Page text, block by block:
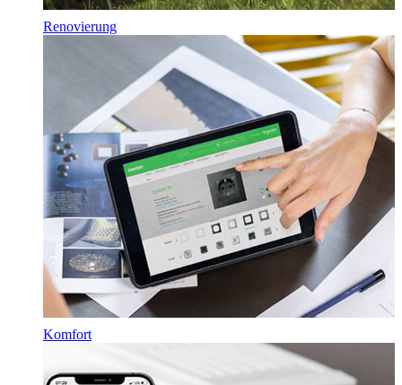
Renovierung
Komfort